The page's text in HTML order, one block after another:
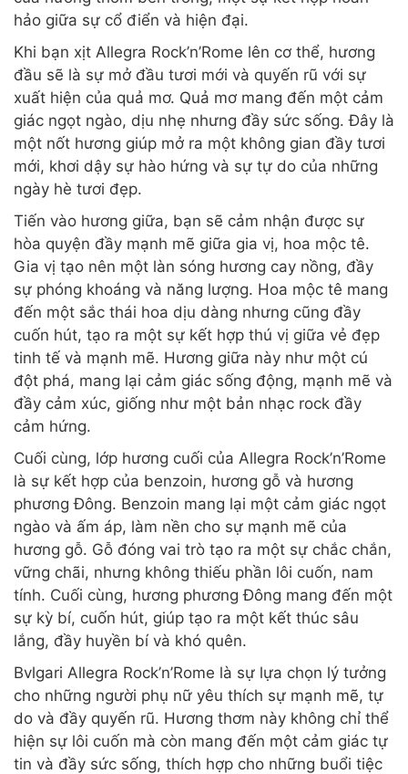
hảo giữa sự cổ điển và hiện đại.
Khi bạn xịt Allegra Rock’n’Rome lên cơ thể, hương
đầu sẽ là sự mở đầu tươi mới và quyến rũ với sự
xuất hiện của quả mơ. Quả mơ mang đến một cảm
giác ngọt ngào, dịu nhẹ nhưng đầy sức sống. Đây là
một nốt hương giúp mở ra một không gian đầy tươi
mới, khơi dậy sự hào hứng và sự tự do của những
ngày hè tươi đẹp.
Tiến vào hương giữa, bạn sẽ cảm nhận được sự
hòa quyện đầy mạnh mẽ giữa gia vị, hoa mộc tê.
Gia vị tạo nên một làn sóng hương cay nồng, đầy
sự phóng khoáng và năng lượng. Hoa mộc tê mang
đến một sắc thái hoa dịu dàng nhưng cũng đầy
cuốn hút, tạo ra một sự kết hợp thú vị giữa vẻ đẹp
tinh tế và mạnh mẽ. Hương giữa này như một cú
đột phá, mang lại cảm giác sống động, mạnh mẽ và
đầy cảm xúc, giống như một bản nhạc rock đầy
cảm hứng.
Cuối cùng, lớp hương cuối của Allegra Rock’n’Rome
là sự kết hợp của benzoin, hương gỗ và hương
phương Đông. Benzoin mang lại một cảm giác ngọt
ngào và ấm áp, làm nền cho sự mạnh mẽ của
hương gỗ. Gỗ đóng vai trò tạo ra một sự chắc chắn,
vững chãi, nhưng không thiếu phần lôi cuốn, nam
tính. Cuối cùng, hương phương Đông mang đến một
sự kỳ bí, cuốn hút, giúp tạo ra một kết thúc sâu
lắng, đầy huyền bí và khó quên.
Bvlgari Allegra Rock’n’Rome là sự lựa chọn lý tưởng
cho những người phụ nữ yêu thích sự mạnh mẽ, tự
do và đầy quyến rũ. Hương thơm này không chỉ thể
hiện sự lôi cuốn mà còn mang đến một cảm giác tự
tin và đầy sức sống, thích hợp cho những buổi tiệc